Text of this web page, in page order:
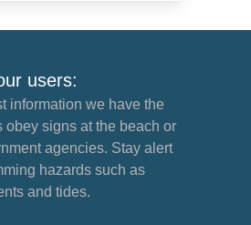
users:
information we have the
obey signs at the beach or
agencies. Stay alert
hazards such as
and tides.